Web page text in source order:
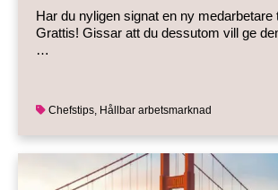
Har du nyligen signat en ny medarbetare
Grattis! Gissar att du dessutom vill ge
…
Chefstips, Hållbar arbetsmarknad